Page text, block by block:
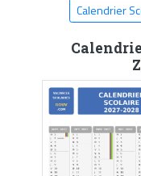
Calendrier